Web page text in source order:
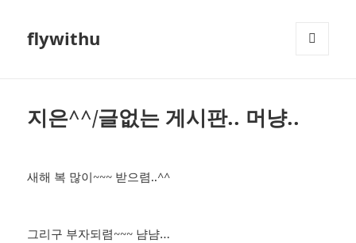
flywithu
지은^^/글없는 게시판.. 머냥..
새해 복 많이~~~ 받으렴..^^
그리구 부자되렴~~~ 냠냠…